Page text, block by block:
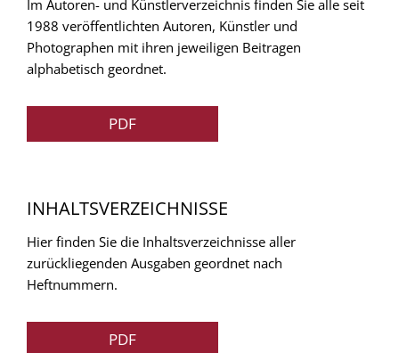
Im Autoren- und Künstlerverzeichnis finden Sie alle seit
1988 veröffentlichten Autoren, Künstler und
Photographen mit ihren jeweiligen Beitragen
alphabetisch geordnet.
PDF
INHALTSVERZEICHNISSE
Hier finden Sie die Inhaltsverzeichnisse aller
zurückliegenden Ausgaben geordnet nach
Heftnummern.
PDF